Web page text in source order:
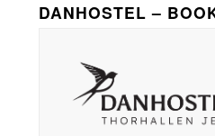
DANHOSTEL –